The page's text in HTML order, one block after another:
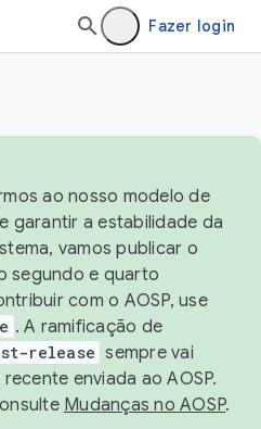
Fazer login
ao nosso modelo de
garantir a estabilidade da
vamos publicar o
segundo e quarto
com o AOSP, use
. A ramificação de
release sempre vai
enviada ao AOSP.
Mudanças no AOSP.